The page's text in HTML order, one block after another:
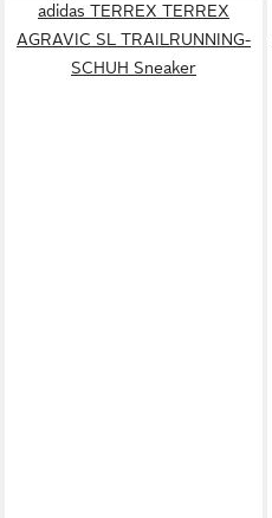
adidas TERREX TERREX
AGRAVIC SL TRAILRUNNING-
SCHUH Sneaker